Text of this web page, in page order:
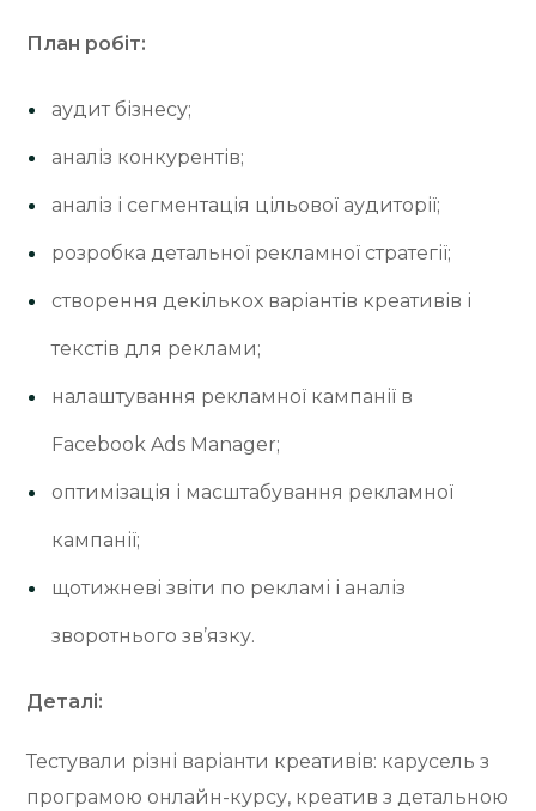
План робіт:
аудит бізнесу;
аналіз конкурентів;
аналіз і сегментація цільової аудиторії;
розробка детальної рекламної стратегії;
створення декількох варіантів креативів і
текстів для реклами;
налаштування рекламної кампанії в
Facebook Ads Manager;
оптимізація і масштабування рекламної
кампанії;
щотижневі звіти по рекламі і аналіз
зворотнього зв’язку.
Деталі:
Тестували різні варіанти креативів: карусель з
програмою онлайн-курсу, креатив з детальною